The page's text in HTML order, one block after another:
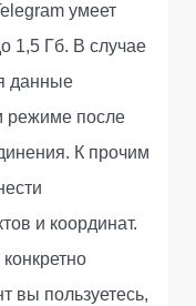
умеет
1,5 Гб. В случае
данные
режиме после
К прочим
и координат.
вы пользуетесь,